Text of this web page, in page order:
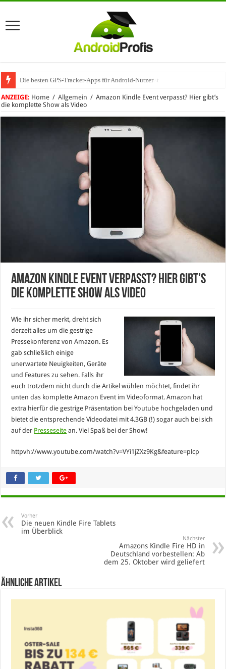
Die besten GPS-Tracker-Apps für Android-Nutzer
Umhängeband fürs Handy: Warum das praktisch ist
ANZEIGE: Home / Allgemein / Amazon Kindle Event verpasst? Hier gibt’s
die komplette Show als Video
Amazon Kindle Event verpasst? Hier gibt’s
die komplette Show als Video
Wie ihr sicher merkt, dreht sich
derzeit alles um die gestrige
Pressekonferenz von Amazon. Es
gab schließlich einige
unerwartete Neuigkeiten, Geräte
und Features zu sehen. Falls ihr
euch trotzdem nicht durch die Artikel wühlen möchtet, findet ihr
unten das komplette Amazon Event im Videoformat. Amazon hat
extra hierfür die gestrige Präsentation bei Youtube hochgeladen und
bietet die entsprechende Videodatei mit 4.3GB (!) sogar auch bei sich
auf der Presseseite an. Viel Spaß bei der Show!
httpvh://www.youtube.com/watch?v=VYi1jZXz9Kg&feature=plcp
Vorher
Die neuen Kindle Fire Tablets
im Überblick
Nächster
Amazons Kindle Fire HD in
Deutschland vorbestellen: Ab
dem 25. Oktober wird geliefert
Ähnliche Artikel